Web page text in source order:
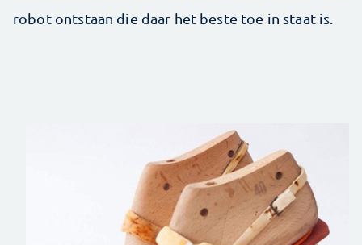
robot ontstaan die daar het beste toe in staat is.